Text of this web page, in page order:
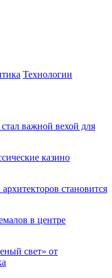
Технологии
важной вехой для
казино
становится
в центре
свет» от